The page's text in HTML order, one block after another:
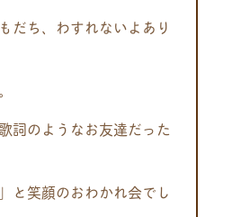
だち、わすれないよあり
詞のようなお友達だった
と笑顔のおわかれ会でし